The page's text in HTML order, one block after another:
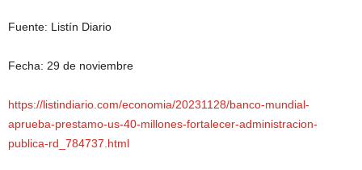
Fuente: Listín Diario
Fecha: 29 de noviembre
https://listindiario.com/economia/20231128/banco-mundial-
aprueba-prestamo-us-40-millones-fortalecer-administracion-
publica-rd_784737.html